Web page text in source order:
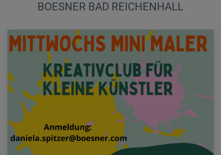
BOESNER BAD REICHENHALL